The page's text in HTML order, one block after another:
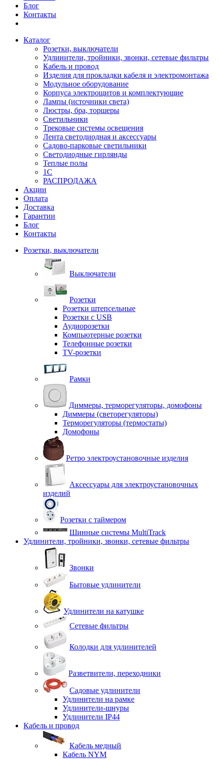
Блог
Контакты
Каталог
Розетки, выключатели
Удлинители, тройники, звонки, сетевые фильтры
Кабель и провод
Изделия для прокладки кабеля и электромонтажа
Модульное оборудование
Корпуса электрощитов и комплектующие
Лампы (источники света)
Люстры, бра, торшеры
Светильники
Трековые системы освещения
Лента светодиодная и аксессуары
Садово-парковые светильники
Светодиодные гирлянды
Теплые полы
1С
РАСПРОДАЖА
Акции
Оплата
Доставка
Гарантии
Блог
Контакты
Розетки, выключатели
Выключатели
Розетки
Розетки штепсельные
Розетки с USB
Аудиорозетки
Компьютерные розетки
Телефонные розетки
TV-розетки
Рамки
Диммеры, терморегуляторы, домофоны
Диммеры (светорегуляторы)
Терморегуляторы (термостаты)
Домофоны
Ретро электроустановочные изделия
Аксессуары для электроустановочных
изделий
Розетки с таймером
Шинные системы MultiTrack
Удлинители, тройники, звонки, сетевые фильтры
Звонки
Бытовые удлинители
Удлинители на катушке
Сетевые фильтры
Колодки для удлинителей
Разветвители, переходники
Садовые удлинители
Удлинители на рамке
Удлинители-шнуры
Удлинители IP44
Кабель и провод
Кабель медный
Кабель NYM